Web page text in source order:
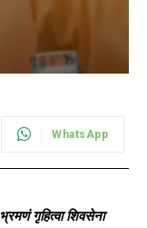
WhatsApp
गृहित्वा शिवसेना